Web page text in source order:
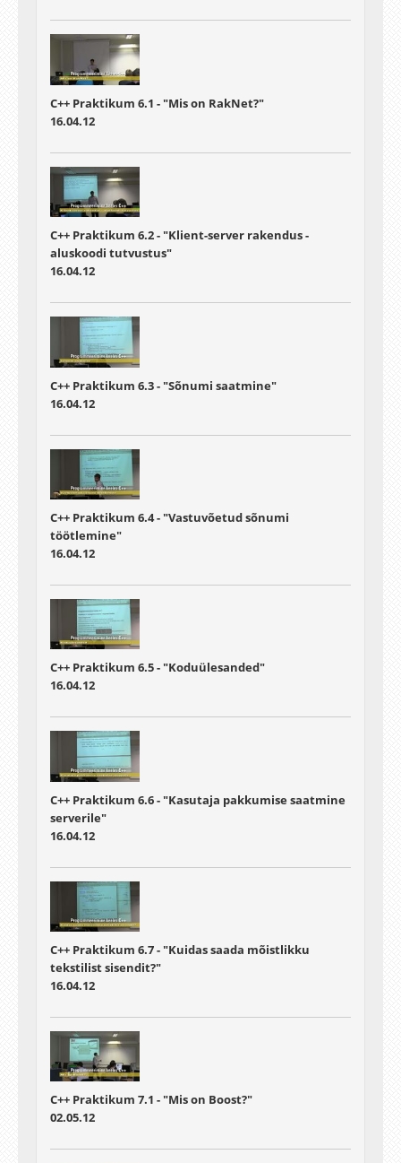
C++ Praktikum 6.1 - "Mis on RakNet?"
16.04.12
C++ Praktikum 6.2 - "Klient-server rakendus -
aluskoodi tutvustus"
16.04.12
C++ Praktikum 6.3 - "Sõnumi saatmine"
16.04.12
C++ Praktikum 6.4 - "Vastuvõetud sõnumi
töötlemine"
16.04.12
C++ Praktikum 6.5 - "Koduülesanded"
16.04.12
C++ Praktikum 6.6 - "Kasutaja pakkumise saatmine
serverile"
16.04.12
C++ Praktikum 6.7 - "Kuidas saada mõistlikku
tekstilist sisendit?"
16.04.12
C++ Praktikum 7.1 - "Mis on Boost?"
02.05.12